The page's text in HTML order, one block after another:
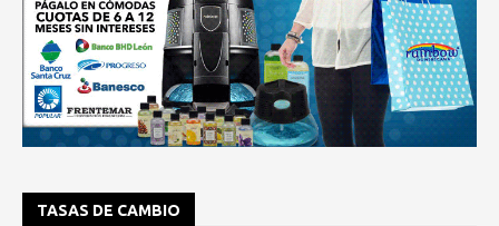
TASAS DE CAMBIO